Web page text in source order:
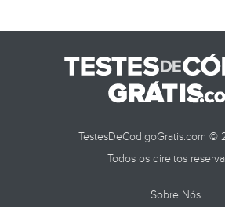
TestesDeCodigoGratis.com ©
Todos os direitos
Sobre Nós